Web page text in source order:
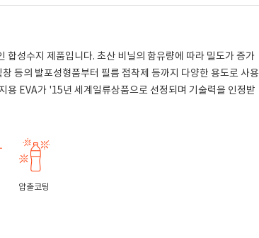
합성수지 제품입니다. 초산 비닐의 함유량에 따라 밀도가 증가
등의 발포성형품부터 필름 접착제 등까지 다양한 용도로 사용
용 EVA가 '15년 세계일류상품으로 선정되며 기술력을 인정받
압출코팅